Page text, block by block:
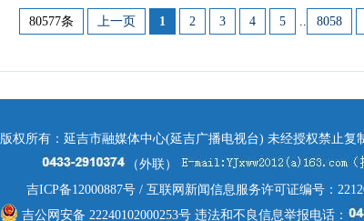
80577条 上一页 1 2 3 4 5 .. 8058
版权所有：延吉市融媒体中心(延吉广播电视台) 未经授权禁止复
（外联）
吉ICP备12000887号/ 互联网新闻信息服务许可证编号：
吉公网安备 22240102000253号 违法和不良信息举报电话：